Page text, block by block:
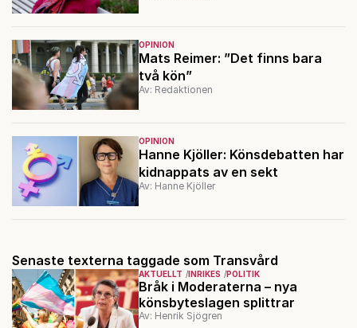
OPINION
Mats Reimer: ”Det finns bara
två kön”
Av: Redaktionen
OPINION
Hanne Kjöller: Könsdebatten har
kidnappats av en sekt
Av: Hanne Kjöller
Senaste texterna taggade som Transvård
AKTUELLT INRIKES POLITIK
Bråk i Moderaterna – nya
könsbyteslagen splittrar
Av: Henrik Sjögren